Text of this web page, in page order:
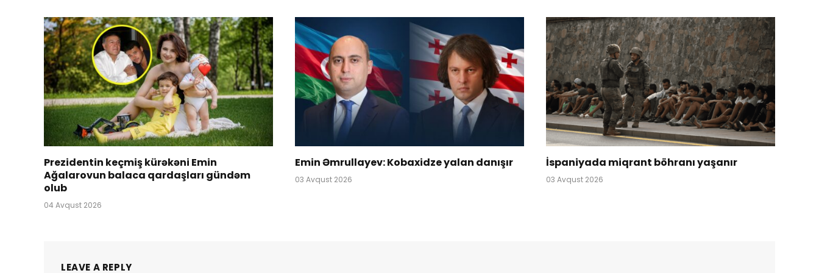
Prezidentin keçmiş kürəkəni Emin
Ağalarovun balaca qardaşları gündəm
olub
04 Avqust 2026
Emin Əmrullayev: Kobaxidze yalan danışır
03 Avqust 2026
İspaniyada miqrant böhranı yaşanır
03 Avqust 2026
LEAVE A REPLY